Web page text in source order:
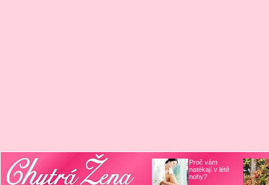
Proč vám
natékají v létě
nohy?